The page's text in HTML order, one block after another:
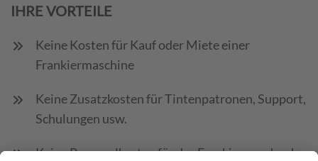
IHRE VORTEILE
Keine Kosten für Kauf oder Miete einer
Frankiermaschine
Keine Zusatzkosten für Tintenpatronen, Support,
Schulungen usw.
Keine Personalkosten für das Frankieren oder das